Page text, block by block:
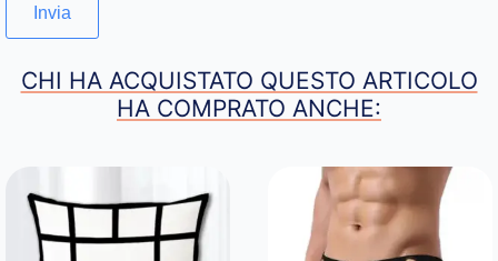
CHI HA ACQUISTATO QUESTO ARTICOLO
HA COMPRATO ANCHE: